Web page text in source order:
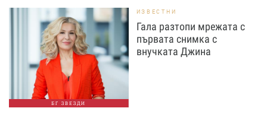
БГ ЗВЕЗДИ
ИЗВЕСТНИ
Гала разтопи мрежата с
първата снимка с
внучката Джина